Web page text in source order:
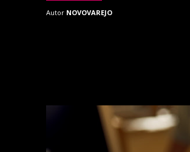
Autor NOVOVAREJO